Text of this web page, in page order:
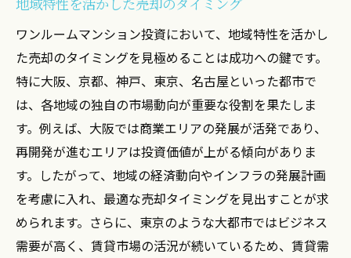
ワンルームマンション投資において、地域特性を活かし
た売却のタイミングを見極めることは成功への鍵です。
特に大阪、京都、神戸、東京、名古屋といった都市で
は、各地域の独自の市場動向が重要な役割を果たしま
す。例えば、大阪では商業エリアの発展が活発であり、
再開発が進むエリアは投資価値が上がる傾向がありま
す。したがって、地域の経済動向やインフラの発展計画
を考慮に入れ、最適な売却タイミングを見出すことが求
められます。さらに、東京のような大都市ではビジネス
需要が高く、賃貸市場の活況が続いているため、賃貸需